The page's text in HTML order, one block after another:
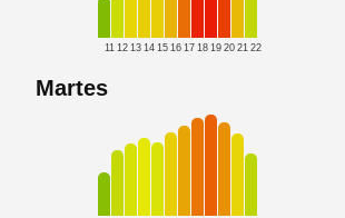
11 12 13 14 15 16 17 18 19 20 21 22
Martes